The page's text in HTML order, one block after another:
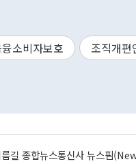
소비자보호 조직개편
길 종합뉴스통신사 뉴스핌